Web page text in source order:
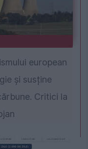
european
și susține
Critici la